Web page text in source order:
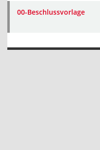
00-Beschlussvorlage